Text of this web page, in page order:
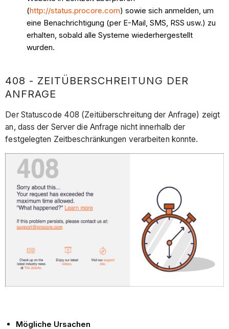
(http://status.procore.com) sowie sich anmelden, um
eine Benachrichtigung (per E-Mail, SMS, RSS usw.) zu
erhalten, sobald alle Systeme wiederhergestellt
wurden.
408 - ZEITÜBERSCHREITUNG DER
ANFRAGE
Der Statuscode 408 (Zeitüberschreitung der Anfrage) zeigt
an, dass der Server die Anfrage nicht innerhalb der
festgelegten Zeitbeschränkungen verarbeiten konnte.
Mögliche Ursachen